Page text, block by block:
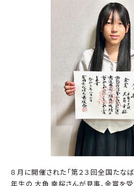
８月に開催された「第２３回全国たな
年生の 大角 幸桜さんが見事、金賞を受